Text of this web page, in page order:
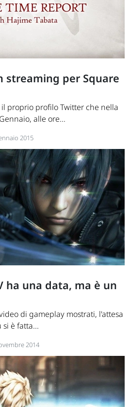
streaming per Square
proprio profilo Twitter che nella
alle ore...
2015
ha una data, ma è un
di gameplay mostrati, l'attesa
si è fatta...
2014